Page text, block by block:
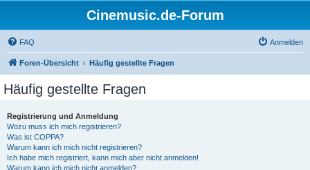
Cinemusic.de-Forum
FAQ Anmelden
Foren-Übersicht Häufig gestellte Fragen
Häufig gestellte Fragen
Registrierung und Anmeldung
Wozu muss ich mich registrieren?
Was ist COPPA?
Warum kann ich mich nicht registrieren?
Ich habe mich registriert, kann mich aber nicht anmelden!
Warum kann ich mich nicht anmelden?